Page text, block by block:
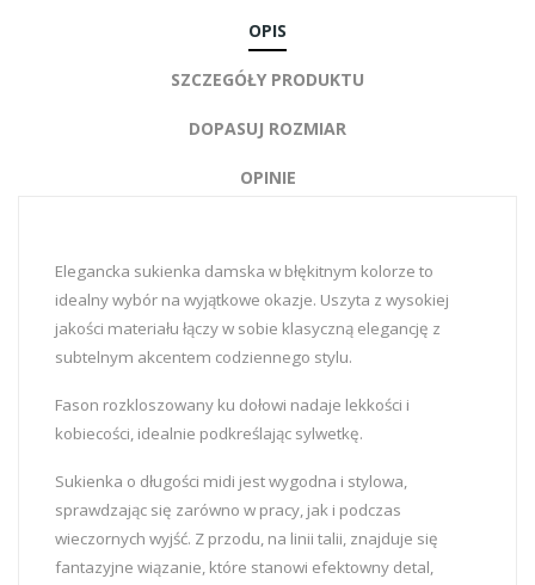
OPIS
SZCZEGÓŁY PRODUKTU
DOPASUJ ROZMIAR
OPINIE
Elegancka sukienka damska w błękitnym kolorze to
idealny wybór na wyjątkowe okazje. Uszyta z wysokiej
jakości materiału łączy w sobie klasyczną elegancję z
subtelnym akcentem codziennego stylu.
Fason rozkloszowany ku dołowi nadaje lekkości i
kobiecości, idealnie podkreślając sylwetkę.
Sukienka o długości midi jest wygodna i stylowa,
sprawdzając się zarówno w pracy, jak i podczas
wieczornych wyjść. Z przodu, na linii talii, znajduje się
fantazyjne wiązanie, które stanowi efektowny detal,